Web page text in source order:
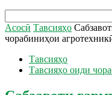
Асосӣ Тавсияҳо
чорабиниҳои
Тавсияҳо
Тавсияҳо оиди